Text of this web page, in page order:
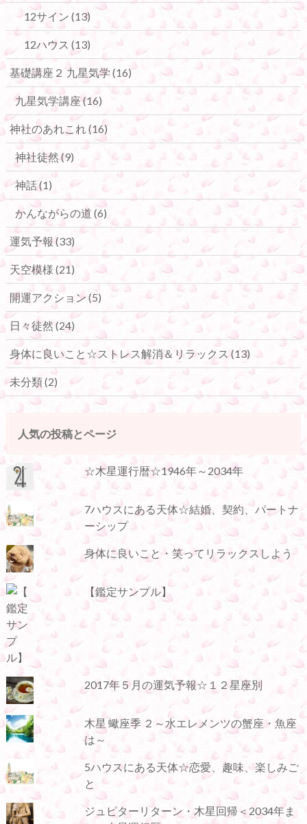
12サイン (13)
12ハウス (13)
基礎講座２ 九星気学 (16)
九星気学講座(16)
神社のあれこれ(16)
神社徒然(9)
神話(1)
かんながらの道 (6)
運気予報 (33)
天空模様 (21)
開運アクション (5)
日々徒然 (24)
身体に良いこと☆ストレス解消＆リラックス (13)
未分類(2)
人気の投稿とページ
☆木星運行暦☆1946年～2034年
7ハウスにある天体☆結婚、契約、パートナ
ーシップ
身体に良いこと・笑ってリラックスしよう
【鑑定サンプル】
2017年５月の運気予報☆１２星座別
木星 蠍座季 ２～水エレメンツの蟹座・魚座
は～
5ハウスにある天体☆恋愛、趣味、楽しみご
と
ジュピターリターン・木星回帰＜2034年ま